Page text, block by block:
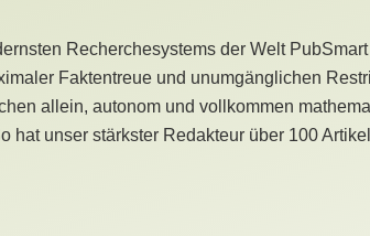
Recherchesystems der Welt
Faktentreue und unumgänglichen
allein, autonom und vollkommen
unser stärkster Redakteur über 100